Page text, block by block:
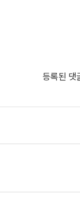
등록된 댓